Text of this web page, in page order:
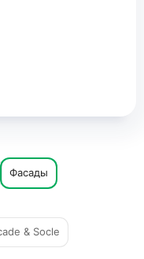
Фасады
& Socle